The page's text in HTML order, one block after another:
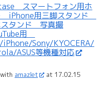
スマートフォン用ホ
iPhone用三脚スタンド
スタンド 写真撮
用
iPhone/Sony/KYOCERA/
ASUS等機種対応
amazlet at 17.02.15